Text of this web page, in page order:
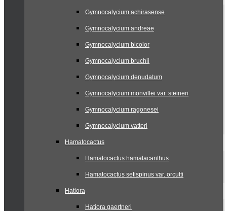
Gymnocalycium achirasense
Gymnocalycium andreae
Gymnocalycium bicolor
Gymnocalycium bruchii
Gymnocalycium denudatum
Gymnocalycium monvillei var. steineri
Gymnocalycium ragonesei
Gymnocalycium vatteri
Hamatocactus
Hamatocactus hamatacanthus
Hamatocactus setispinus var. orcutti
Hatiora
Hatiora gaertneri